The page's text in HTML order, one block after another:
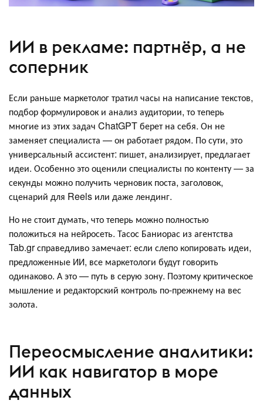
ИИ в рекламе: партнёр, а не
соперник
Если раньше маркетолог тратил часы на написание текстов,
подбор формулировок и анализ аудитории, то теперь
многие из этих задач ChatGPT берет на себя. Он не
заменяет специалиста — он работает рядом. По сути, это
универсальный ассистент: пишет, анализирует, предлагает
идеи. Особенно это оценили специалисты по контенту — за
секунды можно получить черновик поста, заголовок,
сценарий для Reels или даже лендинг.
Но не стоит думать, что теперь можно полностью
положиться на нейросеть. Тасос Баниорас из агентства
Tab.gr справедливо замечает: если слепо копировать идеи,
предложенные ИИ, все маркетологи будут говорить
одинаково. А это — путь в серую зону. Поэтому критическое
мышление и редакторский контроль по-прежнему на вес
золота.
Переосмысление аналитики:
ИИ как навигатор в море
данных